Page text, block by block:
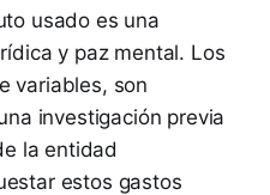
usado es una
y paz mental. Los
variables, son
investigación previa
la entidad
estos gastos